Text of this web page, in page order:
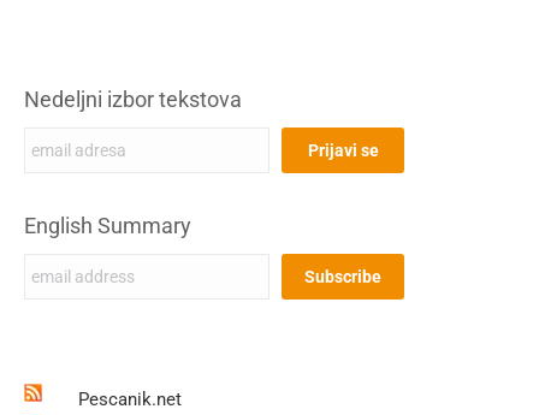
Nedeljni izbor tekstova
English Summary
Pescanik.net